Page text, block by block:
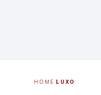
HOME LUXO